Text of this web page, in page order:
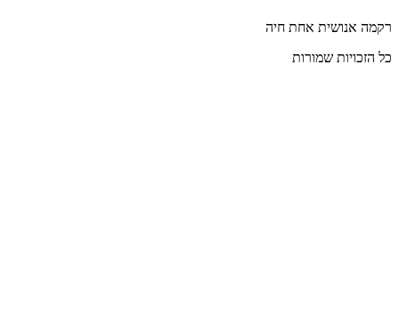
רקמה אנושית אחת חיה
כל הזכויות שמורות